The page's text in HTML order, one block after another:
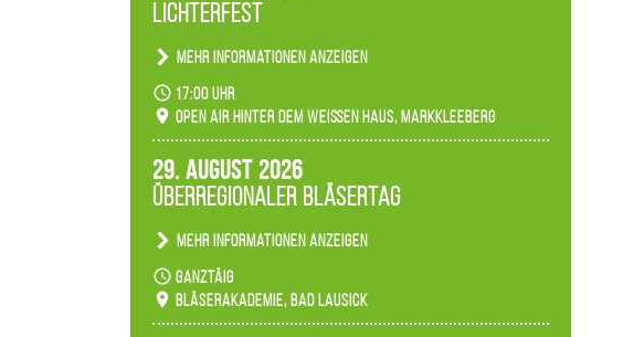
Lichterfest
Mehr Informationen anzeigen
Becherlichter, Fackeln und Lichtinstallationen
verwandeln den agra-Park in einen farbigen
Märchenwald, der bei jedem Rundgang einen
Ambiente gibt es ein leuchtendes Konzert
unserer Fachbereiche.
17:00 Uhr
Open Air hinter dem weißen Haus, Markkleeberg
29. August 2026
Überregionaler Bläsertag
Mehr Informationen anzeigen
Teilnahme der Bläserklassen.
ganztäig
Bläserakademie, Bad Lausick